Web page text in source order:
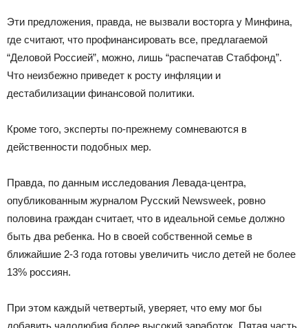
Эти предложения, правда, не вызвали восторга у Минфина,
где считают, что профинансировать все, предлагаемой
“Деловой Россией”, можно, лишь “распечатав Стабфонд”.
Что неизбежно приведет к росту инфляции и
дестабилизации финансовой политики.
Кроме того, эксперты по-прежнему сомневаются в
действенности подобных мер.
Правда, по данным исследования Левада-центра,
опубликованным журналом Русский Newsweek, ровно
половина граждан считает, что в идеальной семье должно
быть два ребенка. Но в своей собственной семье в
ближайшие 2-3 года готовы увеличить число детей не более
13% россиян.
При этом каждый четвертый, уверяет, что ему мог бы
добавить чадолюбия более высокий заработок. Пятая часть